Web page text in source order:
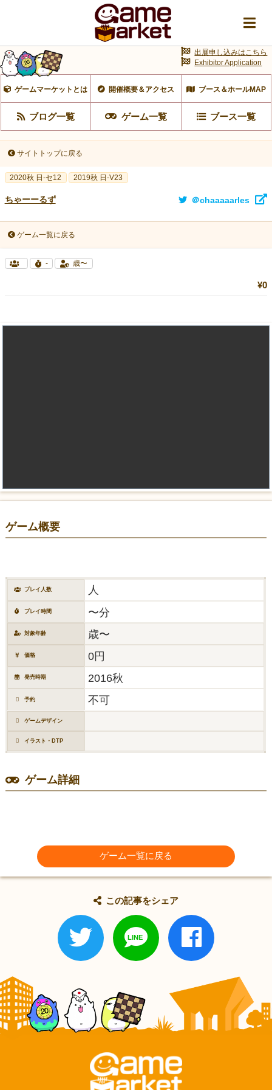
ゲームマーケットとは 開催概要＆アクセス ブース＆ホールMAP
ブログ一覧 ゲーム一覧 ブース一覧
出展申し込みはこちら
Exhibitor Application
サイトトップに戻る
2020秋 日-セ12 2019秋 日-V23
ちゃーーるず ＠chaaaaarles
ゲーム一覧に戻る
- 歳〜
¥0
ゲーム概要
プレイ人数 人
プレイ時間 〜分
対象年齢 歳〜
価格 0円
発売時期 2016秋
予約 不可
ゲームデザイン
イラスト・DTP
ゲーム詳細
ゲーム一覧に戻る
この記事をシェア